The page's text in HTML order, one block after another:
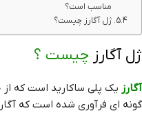
مناسب است؟
ژل آگارز چیست؟
ژل آگارز چیست ؟
آگارز یک پلی ساکارید است که